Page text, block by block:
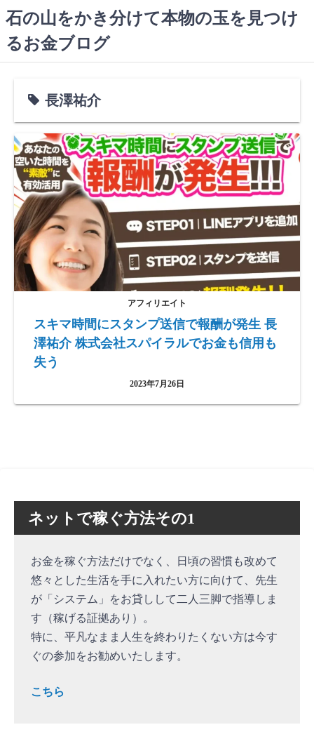
コ
ン
テ
石の山をかき分けて本物の玉を見つけ
るお金ブログ
長澤祐介
アフィリエイト
スキマ時間にスタンプ送信で報酬が発生 長
澤祐介 株式会社スパイラルでお金も信用も
失う
2023年7月26日
ネットで稼ぐ方法その1
お金を稼ぐ方法だけでなく、日頃の習慣も改めて
悠々とした生活を手に入れたい方に向けて、先生
が「システム」をお貸しして二人三脚で指導しま
す（稼げる証拠あり）。
特に、平凡なまま人生を終わりたくない方は今す
ぐの参加をお勧めいたします。
こちら